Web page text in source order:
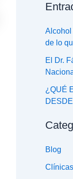
Alcohol
de lo
El Dr.
¿QUÉ
Blog